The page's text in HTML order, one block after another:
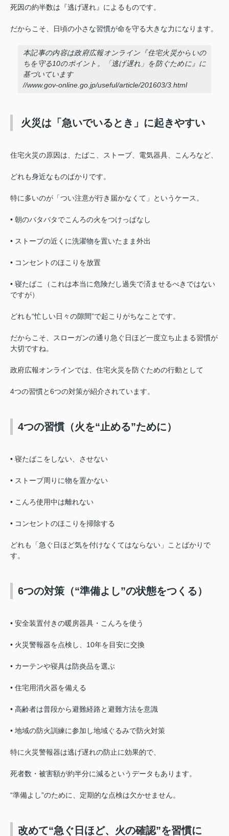
死因の約半数は『逃げ遅れ』によるものです。
だからこそ、日頃の小さな習慣が命を守る大きな力になります。
本記事の内容は政府広報オンライン『住宅火災からいの
ちを守る10のポイント。「逃げ遅れ」を防ぐために』に
基づいています
//www.gov-online.go.jp/useful/article/201603/3.html
火災は「急いでいるとき」に起きやすい
住宅火災の原因は、たばこ、ストーブ、電気器具、こんろなど、
どれも身近なものばかりです。
特に多いのが「つい注意が行き届かなくて」というケース。
• 朝のバタバタでこんろの火をつけっぱなし
• ストーブの近くに洗濯物を置いたまま外出
• コンセントのほこりを放置
• 寝たばこ（これは本当に危険だし過失で済ませるべきではない
ですが）
どれも“忙しい日々の隙間”で起こりがちなことです。
だからこそ、スローガンの通り急ぐ日ほど一度立ち止まる習慣が
大切ですね。
政府広報オンラインでは、住宅火災を防ぐための行動として
4つの習慣と6つの対策が紹介されています。
4つの習慣（火を“止める”ために）
• 寝たばこをしない、させない
• ストーブ周りに物を置かない
• こんろ使用中は離れない
• コンセントのほこりを掃除する
どれも「急ぐ日ほど気を付けなくてはならない」ことばかりで
す。
6つの対策（“準備よし”の状態をつくる）
• 安全装置付きの暖房器具・こんろを使う
• 火災警報器を点検し、10年を目安に交換
• カーテンや寝具は防炎品を選ぶ
• 住宅用消火器を備える
• 高齢者は普段から避難経路と避難方法を意識
• 地域の防火訓練に参加し地域ぐるみで防火対策
特に火災警報器は逃げ遅れの防止に効果的で、
死者数・被害額が約半分に減るというデータもあります。
“準備よし”のために、定期的な点検は欠かせません。
改めて“急ぐ日ほど、火の確認”を習慣に